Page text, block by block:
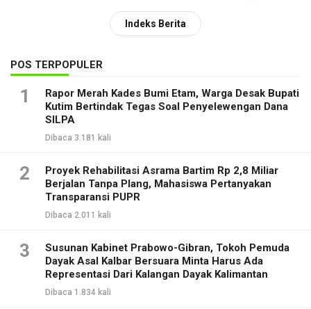
Indeks Berita
POS TERPOPULER
1
Rapor Merah Kades Bumi Etam, Warga Desak Bupati
Kutim Bertindak Tegas Soal Penyelewengan Dana
SILPA
Dibaca 3.181 kali
2
Proyek Rehabilitasi Asrama Bartim Rp 2,8 Miliar
Berjalan Tanpa Plang, Mahasiswa Pertanyakan
Transparansi PUPR
Dibaca 2.011 kali
3
Susunan Kabinet Prabowo-Gibran, Tokoh Pemuda
Dayak Asal Kalbar Bersuara Minta Harus Ada
Representasi Dari Kalangan Dayak Kalimantan
Dibaca 1.834 kali